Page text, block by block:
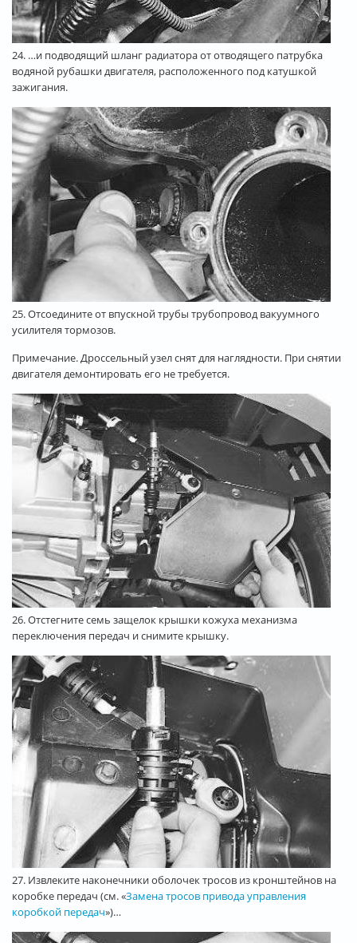
24. …и подводящий шланг радиатора от отводящего патрубка
водяной рубашки двигателя, расположенного под катушкой
зажигания.
25. Отсоедините от впускной трубы трубопровод вакуумного
усилителя тормозов.
Примечание. Дроссельный узел снят для наглядности. При снятии
двигателя демонтировать его не требуется.
26. Отстегните семь защелок крышки кожуха механизма
переключения передач и снимите крышку.
27. Извлеките наконечники оболочек тросов из кронштейнов на
коробке передач (см. «Замена тросов привода управления
коробкой передач»)…